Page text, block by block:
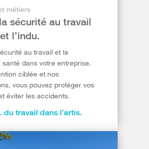
métiers
sécurité au travail
l’indu.
au travail et la
dans votre entreprise.
ciblée et nos
vous pouvez protéger vos
éviter les accidents.
du travail dans l’artis.